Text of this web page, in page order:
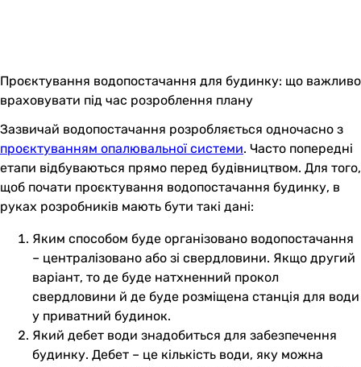
Проєктування водопостачання для будинку: що важливо
враховувати під час розроблення плану
Зазвичай водопостачання розробляється одночасно з
проєктуванням опалювальної системи. Часто попередні
етапи відбуваються прямо перед будівництвом. Для того,
щоб почати проєктування водопостачання будинку, в
руках розробників мають бути такі дані:
Яким способом буде організовано водопостачання
– централізовано або зі свердловини. Якщо другий
варіант, то де буде натхненний прокол
свердловини й де буде розміщена станція для води
у приватний будинок.
Який дебет води знадобиться для забезпечення
будинку. Дебет – це кількість води, яку можна